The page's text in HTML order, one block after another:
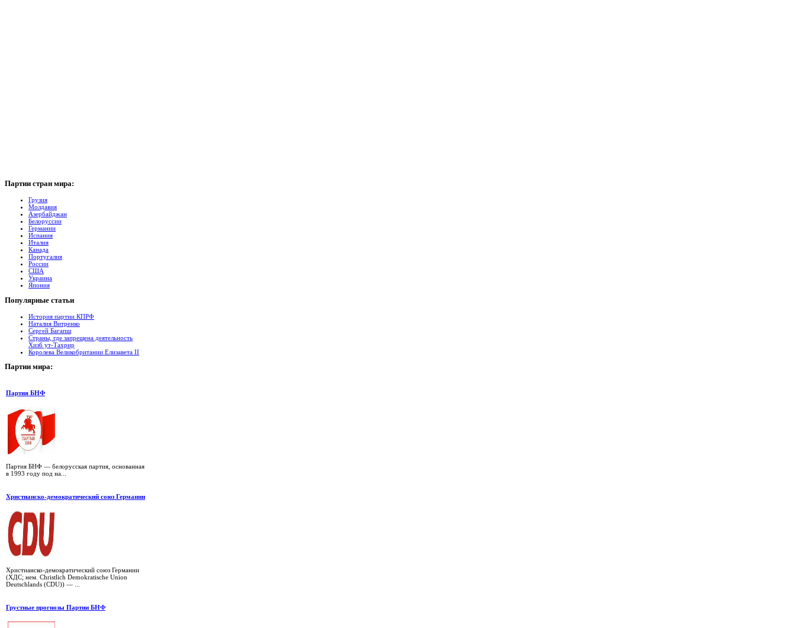
Партии стран мира:
Грузия
Молдавия
Азербайджан
Белоруссии
Германии
Испания
Италия
Канада
Португалия
России
США
Украина
Япония
Популярные cтатьи
История партии КПРФ
Наталия Витренко
Сергей Багапш
Страны, где запрещена деятельность
Хизб ут-Тахрир
Королева Великобритании Елизавета II
Партии мира:
Партия БНФ
Партия БНФ — белорусская партия, основанная
в 1993 году под на...
Христианско-демократический союз Германии
Христианско-демократический союз Германии
(ХДС; нем. Christlich Demokratische Union
Deutschlands (CDU)) — ...
Грустные прогнозы Партии БНФ